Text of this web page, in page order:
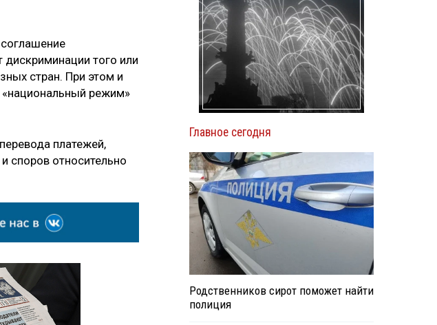
дискриминации того или
стран. При этом и
«национальный режим»
платежей,
споров относительно
Главное сегодня
Родственников сирот поможет найти
полиция